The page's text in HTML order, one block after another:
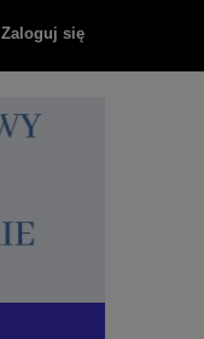
Zaloguj się